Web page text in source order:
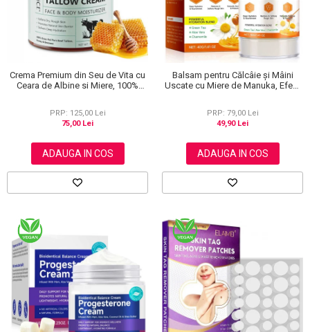
Crema Premium din Seu de Vita cu
Ceara de Albine si Miere, 100%
PRP: 125,00 Lei
75,00 Lei
ADAUGA IN COS
Balsam pentru Călcâie și Mâini
Uscate cu Miere de Manuka, Efect
PRP: 79,00 Lei
49,90 Lei
ADAUGA IN COS